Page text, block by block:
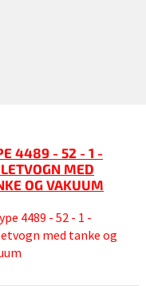
4489 - 52 - 1 -
MED
OG VAKUUM